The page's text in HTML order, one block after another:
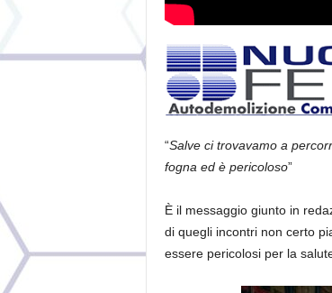
“Salve ci trovavamo a
fogna ed è pericoloso”
È il messaggio giunto in
di quegli incontri non certo
essere pericolosi per la